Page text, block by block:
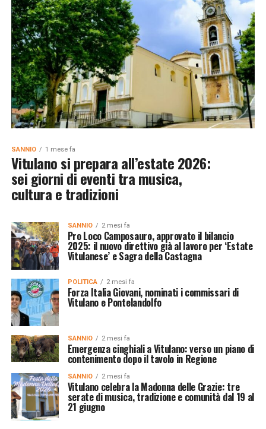
SANNIO 1 mese fa
Vitulano si prepara all’estate 2026:
sei giorni di eventi tra musica,
cultura e tradizioni
SANNIO 2 mesi fa
Pro Loco Camposauro, approvato il bilancio
2025: il nuovo direttivo già al lavoro per ‘Estate
Vitulanese’ e Sagra della Castagna
POLITICA 2 mesi fa
Forza Italia Giovani, nominati i commissari di
Vitulano e Pontelandolfo
SANNIO 2 mesi fa
Emergenza cinghiali a Vitulano: verso un piano di
contenimento dopo il tavolo in Regione
SANNIO 2 mesi fa
Vitulano celebra la Madonna delle Grazie: tre
serate di musica, tradizione e comunità dal 19 al
21 giugno